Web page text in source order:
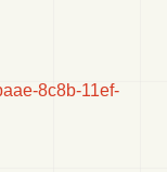
8c8b-11ef-